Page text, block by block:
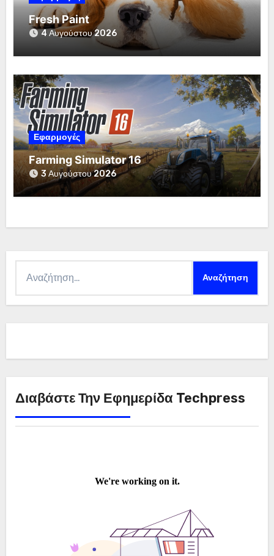
Fresh Paint
4 Αυγούστου 2026
Εφαρμογές
Farming Simulator 16
3 Αυγούστου 2026
για:
Διαβάστε Την Εφημερίδα Techpress